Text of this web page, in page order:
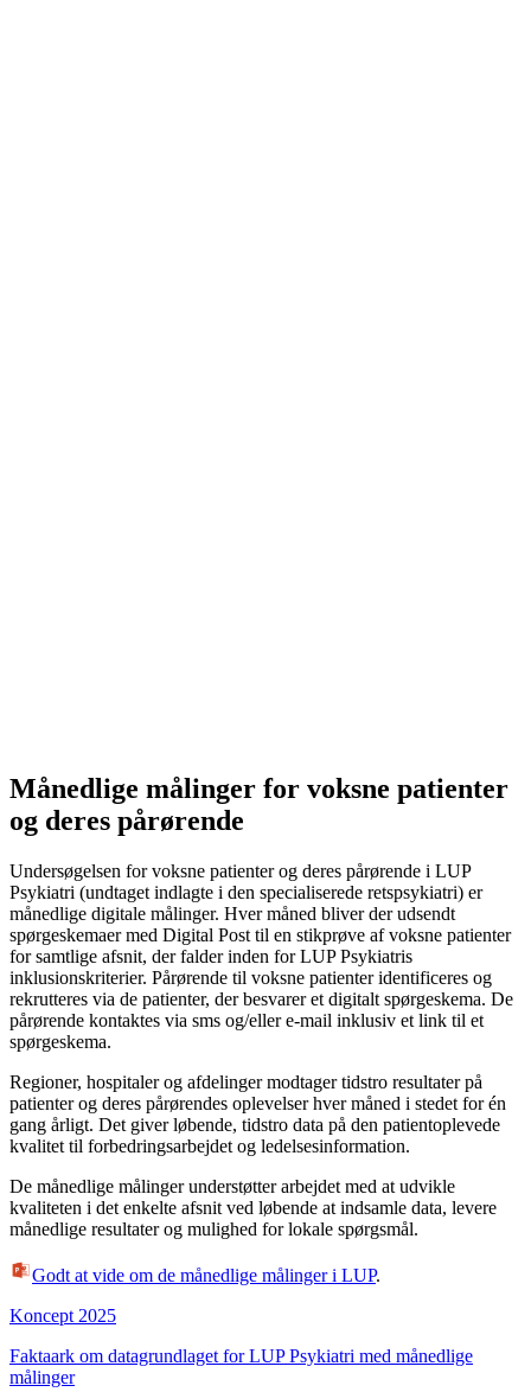
Månedlige målinger for voksne patienter
og deres pårørende
Undersøgelsen for voksne patienter og deres pårørende i LUP
Psykiatri (undtaget indlagte i den specialiserede retspsykiatri) er
månedlige digitale målinger. Hver måned bliver der udsendt
spørgeskemaer med Digital Post til en stikprøve af voksne patienter
for samtlige afsnit, der falder inden for LUP Psykiatris
inklusionskriterier. Pårørende til voksne patienter identificeres og
rekrutteres via de patienter, der besvarer et digitalt spørgeskema. De
pårørende kontaktes via sms og/eller e-mail inklusiv et link til et
spørgeskema.
Regioner, hospitaler og afdelinger modtager tidstro resultater på
patienter og deres pårørendes oplevelser hver måned i stedet for én
gang årligt. Det giver løbende, tidstro data på den patientoplevede
kvalitet til forbedringsarbejdet og ledelsesinformation.
De månedlige målinger understøtter arbejdet med at udvikle
kvaliteten i det enkelte afsnit ved løbende at indsamle data, levere
månedlige resultater og mulighed for lokale spørgsmål.
Godt at vide om de månedlige målinger i LUP.
Koncept 2025
Faktaark om datagrundlaget for LUP Psykiatri med månedlige
målinger